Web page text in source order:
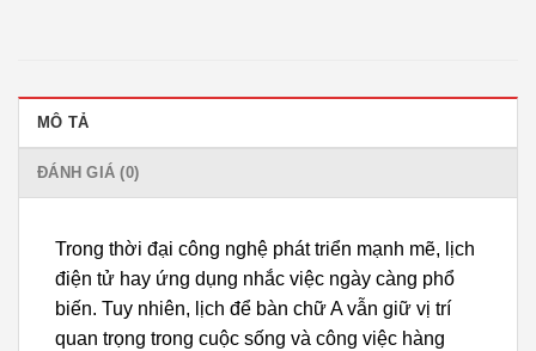
MÔ TẢ
ĐÁNH GIÁ (0)
Trong thời đại công nghệ phát triển mạnh mẽ, lịch
điện tử hay ứng dụng nhắc việc ngày càng phổ
biến. Tuy nhiên, lịch để bàn chữ A vẫn giữ vị trí
quan trọng trong cuộc sống và công việc hàng